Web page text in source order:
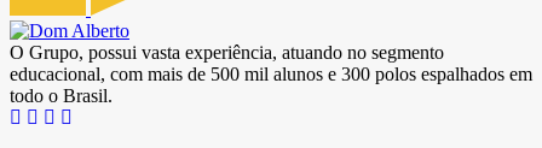
O Grupo, possui vasta experiência, atuando no segmento
educacional, com mais de 500 mil alunos e 300 polos espalhados em
todo o Brasil.